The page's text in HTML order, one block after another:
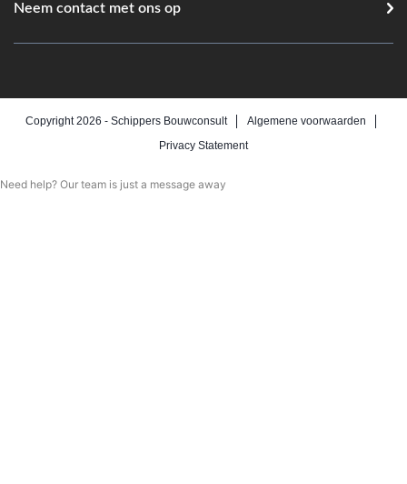
Neem contact met ons op
Copyright 2026 - Schippers Bouwconsult
Algemene voorwaarden
Privacy Statement
Need help? Our team is just a message away